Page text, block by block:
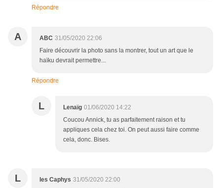
Répondre
A ABC 31/05/2020 22:06
Faire découvrir la photo sans la montrer, tout un art que le
haïku devrait permettre...
Répondre
L Lenaïg 01/06/2020 14:22
Coucou Annick, tu as parfaitement raison et tu
appliques cela chez toi. On peut aussi faire comme
cela, donc. Bises.
L les Caphys 31/05/2020 22:00